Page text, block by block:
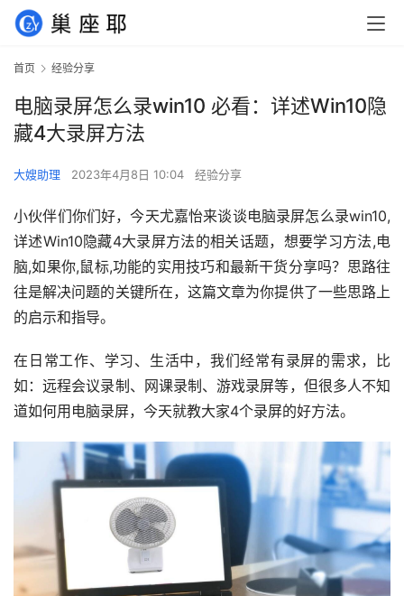
首页 经验分享
电脑录屏怎么录win10 必看：详述Win10隐
藏4大录屏方法
大嫂助理 2023年4月8日 10:04 经验分享
小伙伴们你们好，今天尤嘉怡来谈谈电脑录屏怎么录win10,
详述Win10隐藏4大录屏方法的相关话题，想要学习方法,电
脑,如果你,鼠标,功能的实用技巧和最新干货分享吗？思路往
往是解决问题的关键所在，这篇文章为你提供了一些思路上
的启示和指导。
在日常工作、学习、生活中，我们经常有录屏的需求，比
如：远程会议录制、网课录制、游戏录屏等，但很多人不知
道如何用电脑录屏，今天就教大家4个录屏的好方法。